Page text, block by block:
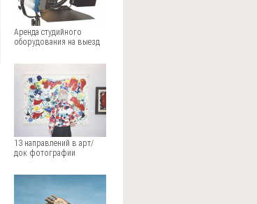
Аренда студийного
оборудования на выезд
13 направлений в арт/
док фотографии